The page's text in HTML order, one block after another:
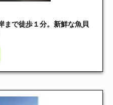
まで徒歩１分。新鮮な魚貝